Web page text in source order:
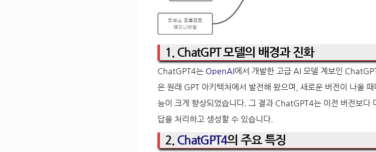
1. ChatGPT 모델의 배경과 진화
ChatGPT4는 OpenAI에서 개발한 고급 AI 모델 계보인
은 원래 GPT 아키텍처에서 발전해 왔으며, 새로운 버전이 나올
능이 크게 향상되었습니다. 그 결과 ChatGPT4는 이전 버전보다
답을 처리하고 생성할 수 있습니다.
2. ChatGPT4의 주요 특징